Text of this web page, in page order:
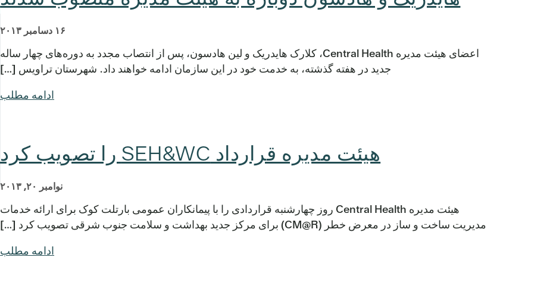
۱۶ دسامبر ۲۰۱۳
اعضای هیئت مدیره Central Health، کلارک هایدریک و لین هادسون، پس از انتصاب مجدد به دوره‌های چهار ساله
جدید در هفته گذشته، به خدمت خود در این سازمان ادامه خواهند داد. شهرستان تراویس […]
ادامه مطلب
هیئت مدیره قرارداد SEH&WC را تصویب کرد
نوامبر ۲۰, ۲۰۱۳
هیئت مدیره Central Health روز چهارشنبه قراردادی را با پیمانکاران عمومی بارتلت کوک برای ارائه خدمات
مدیریت ساخت و ساز در معرض خطر (CM@R) برای مرکز جدید بهداشت و سلامت جنوب شرقی تصویب کرد […]
ادامه مطلب